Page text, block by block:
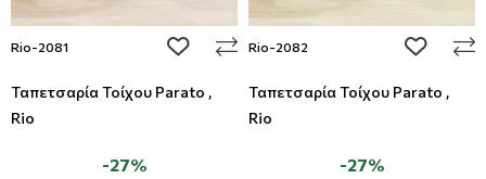
Rio-2081 add to wishlist
Ταπετσαρία Τοίχου Parato ,
Rio
-27%
Rio-2082 add to
Ταπετσαρία Τοίχου Parato ,
Rio
-27%